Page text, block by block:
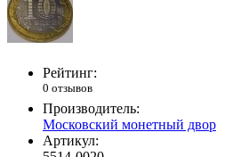
Рейтинг:
0 отзывов
Производитель:
Московский монетный двор
Артикул: